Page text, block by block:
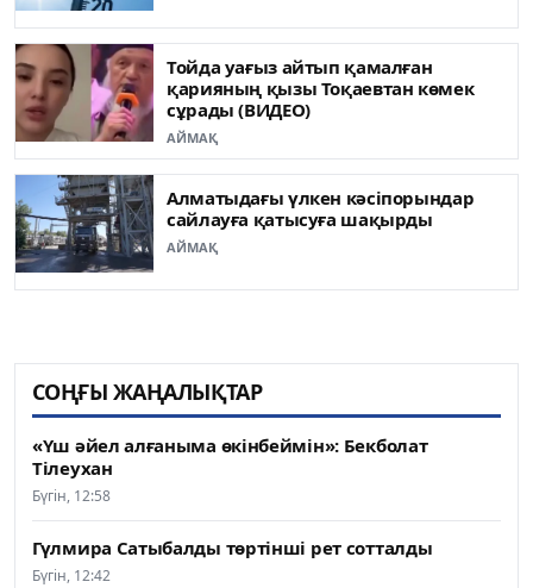
Тойда уағыз айтып қамалған
қарияның қызы Тоқаевтан көмек
сұрады (ВИДЕО)
АЙМАҚ
Алматыдағы үлкен кәсіпорындар
сайлауға қатысуға шақырды
АЙМАҚ
СОҢҒЫ ЖАҢАЛЫҚТАР
«Үш әйел алғаныма өкінбеймін»: Бекболат
Тілеухан
Бүгін, 12:58
Гүлмира Сатыбалды төртінші рет сотталды
Бүгін, 12:42